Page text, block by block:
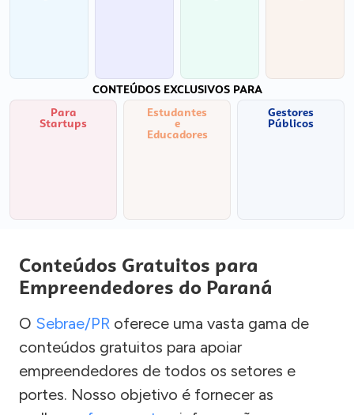
CONTEÚDOS EXCLUSIVOS PARA
Para
Startups
Estudantes
e
Educadores
Gestores
Públicos
Conteúdos Gratuitos para
Empreendedores do Paraná
O Sebrae/PR oferece uma vasta gama de
conteúdos gratuitos para apoiar
empreendedores de todos os setores e
portes. Nosso objetivo é fornecer as